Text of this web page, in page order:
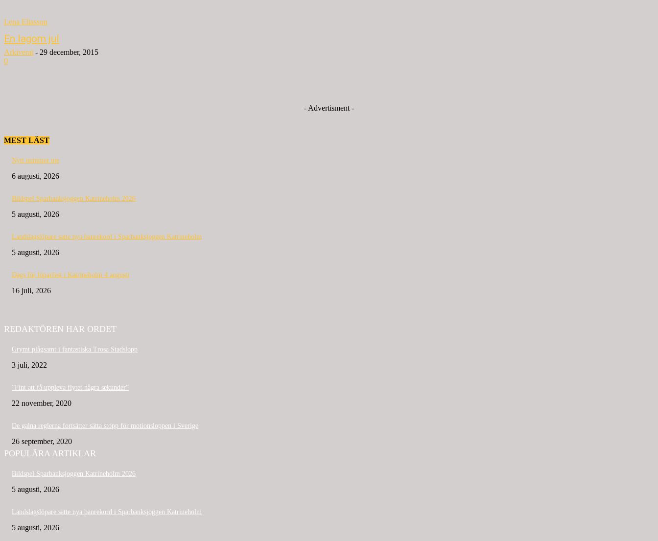
Lena Eliasson
En lagom jul
Arkiverat - 29 december, 2015
0
- Advertisment -
MEST LÄST
Nytt nummer ute
6 augusti, 2026
Bildspel Sparbanksjoggen Katrineholm 2026
5 augusti, 2026
Landslagslöpare satte nya banrekord i Sparbanksjoggen Katrineholm
5 augusti, 2026
Dags för löparfest i Katrineholm 4 augusti
16 juli, 2026
REDAKTÖREN HAR ORDET
Grymt plågsamt i fantastiska Trosa Stadslopp
3 juli, 2022
”Fint att få uppleva flytet några sekunder”
22 november, 2020
De galna reglerna fortsätter sätta stopp för motionsloppen i Sverige
26 september, 2020
POPULÄRA ARTIKLAR
Bildspel Sparbanksjoggen Katrineholm 2026
5 augusti, 2026
Landslagslöpare satte nya banrekord i Sparbanksjoggen Katrineholm
5 augusti, 2026